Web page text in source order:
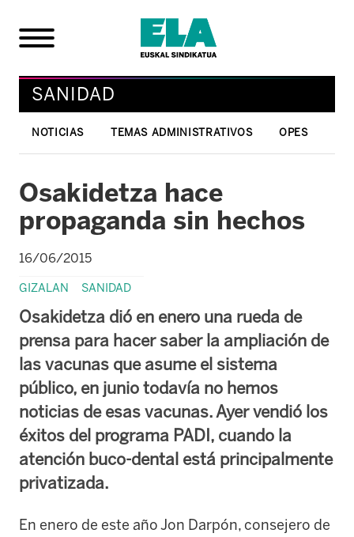
SANIDAD
NOTICIAS TEMAS ADMINISTRATIVOS OPES
Osakidetza hace
propaganda sin hechos
16/06/2015
GIZALAN SANIDAD
Osakidetza dió en enero una rueda de
prensa para hacer saber la ampliación de
las vacunas que asume el sistema
público, en junio todavía no hemos
noticias de esas vacunas. Ayer vendió los
éxitos del programa PADI, cuando la
atención buco-dental está principalmente
privatizada.
En enero de este año Jon Darpón, consejero de